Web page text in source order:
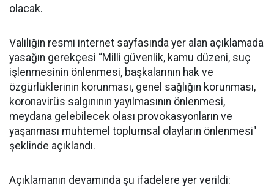
olacak.
Valiliğin resmi internet sayfasında yer alan açıklamada
yasağın gerekçesi “Milli güvenlik, kamu düzeni, suç
işlenmesinin önlenmesi, başkalarının hak ve
özgürlüklerinin korunması, genel sağlığın korunması,
koronavirüs salgınının yayılmasının önlenmesi,
meydana gelebilecek olası provokasyonların ve
yaşanması muhtemel toplumsal olayların önlenmesi"
şeklinde açıklandı.
Açıklamanın devamında şu ifadelere yer verildi: